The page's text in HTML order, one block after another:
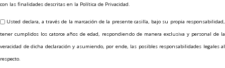
con las finalidades descritas en la Política de Privacidad.
Usted declara, a través de la marcación de la presente casilla, bajo su propia responsabilidad,
tener cumplidos los catorce años de edad, respondiendo de manera exclusiva y personal de la
veracidad de dicha declaración y asumiendo, por ende, las posibles responsabilidades legales al
respecto.